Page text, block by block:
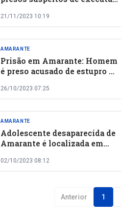
21/11/2023 10:19
AMARANTE
Prisão em Amarante: Homem
é preso acusado de estupro de
26/10/2023 07:25
AMARANTE
Adolescente desaparecida de
Amarante é localizada em
02/10/2023 08:12
Anterior 1